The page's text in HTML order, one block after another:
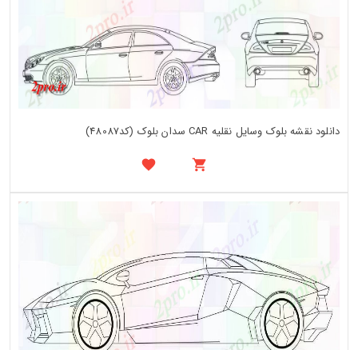
دانلود نقشه بلوک وسایل نقلیه CAR سدان بلوک (کد48087)